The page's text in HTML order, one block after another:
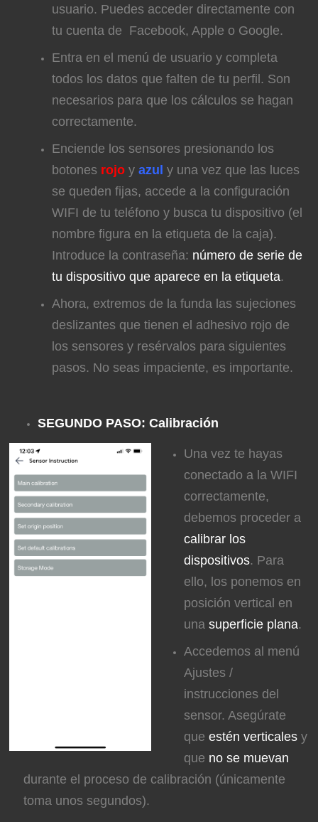
usuario. Puedes acceder directamente con
tu cuenta de Facebook, Apple o Google.
Entra en el menú de usuario y completa
todos los datos que falten de tu perfil. Son
necesarios para que los cálculos se hagan
correctamente.
Enciende los sensores presionando los
botones rojo yazul y una vez que las luces
se queden fijas, accede a la configuración
WIFI de tu teléfono y busca tu dispositivo (el
nombre figura en la etiqueta de la caja).
Introduce la contraseña: número de serie de
tu dispositivo que aparece en la etiqueta.
Ahora, extremos de la funda las sujeciones
deslizantes que tienen el adhesivo rojo de
los sensores y resérvalos para siguientes
pasos. No seas impaciente, es importante.
SEGUNDO PASO: Calibración
Una vez te hayas
conectado a la WIFI
correctamente,
debemos proceder a
calibrar los
dispositivos. Para
ello, los ponemos en
posición vertical en
unasuperficie plana.
Accedemos al menú
Ajustes /
instrucciones del
sensor. Asegúrate
queestén verticales y
que no se muevan
durante el proceso de calibración (únicamente
toma unos segundos).